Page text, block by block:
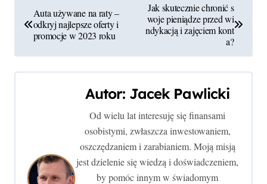
a
w
i
Auta używane na raty –
odkryj najlepsze oferty i
promocje w 2023 roku
Jak skutecznie chronić s
woje pieniądze przed wi
ndykacją i zajęciem kont
a?
Autor: Jacek Pawlicki
Od wielu lat interesuję się finansami
osobistymi, zwłaszcza inwestowaniem,
oszczędzaniem i zarabianiem. Moją misją
jest dzielenie się wiedzą i doświadczeniem,
by pomóc innym w świadomym